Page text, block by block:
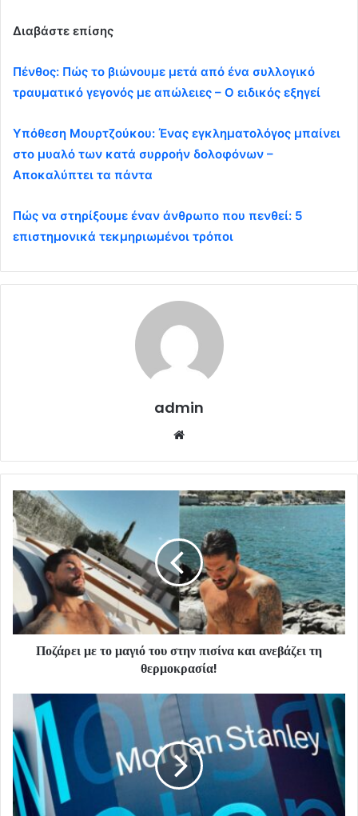
Διαβάστε επίσης
Πένθος: Πώς το βιώνουμε μετά από ένα συλλογικό
τραυματικό γεγονός με απώλειες – Ο ειδικός εξηγεί
Υπόθεση Μουρτζούκου: Ένας εγκληματολόγος μπαίνει
στο μυαλό των κατά συρροήν δολοφόνων –
Αποκαλύπτει τα πάντα
Πώς να στηρίξουμε έναν άνθρωπο που πενθεί: 5
επιστημονικά τεκμηριωμένοι τρόποι
admin
Ποζάρει με το μαγιό του στην πισίνα και ανεβάζει τη
θερμοκρασία!